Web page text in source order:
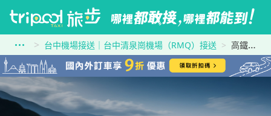
台中機場接送｜台中清泉崗機場（RMQ）接送 高鐵嘉義站到台中機場